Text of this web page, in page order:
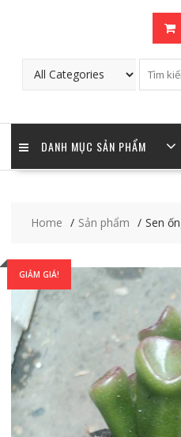
DANH MỤC SẢN PHẨM
Home Sản phẩm Sen
GIẢM GIÁ!